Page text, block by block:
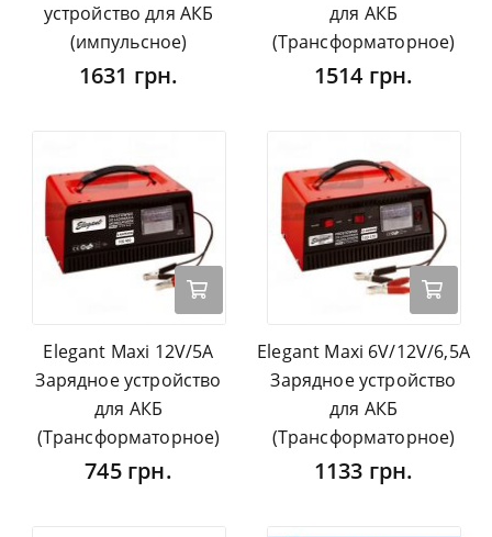
устройство для АКБ
(импульсное)
1631 грн.
для АКБ
(Трансформаторное)
1514 грн.
Elegant Maxi 12V/5А
Зарядное устройство
для АКБ
(Трансформаторное)
745 грн.
Elegant Maxi 6V/12V/6,5А
Зарядное устройство
для АКБ
(Трансформаторное)
1133 грн.